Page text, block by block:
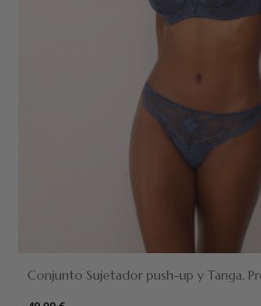
Conjunto Sujetador push-up y Tanga,